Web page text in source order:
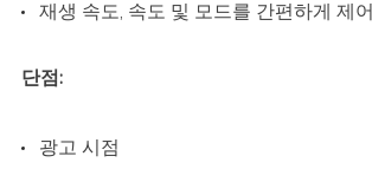
재생 속도, 속도 및 모드를 간편하게 제어
단점:
광고 시점